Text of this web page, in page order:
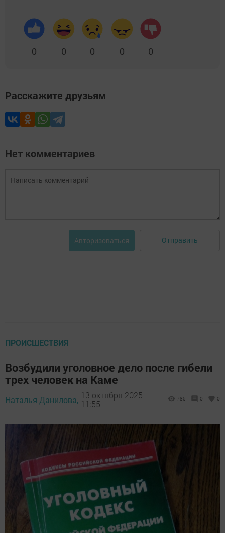
0 0 0 0 0
Расскажите друзьям
Нет комментариев
Авторизоваться Отправить
ПРОИСШЕСТВИЯ
Возбудили уголовное дело после гибели
трех человек на Каме
Наталья Данилова, 13 октября 2025 -
11:55
785 0 0